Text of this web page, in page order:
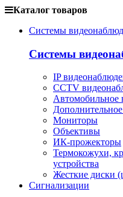
Каталог товаров
Системы
Системы
IP
CCTV
Автомобильное
Мониторы
Объективы
ИК-прожекторы
Термокожухи,
устройства
Жесткие диски
Сигнализации